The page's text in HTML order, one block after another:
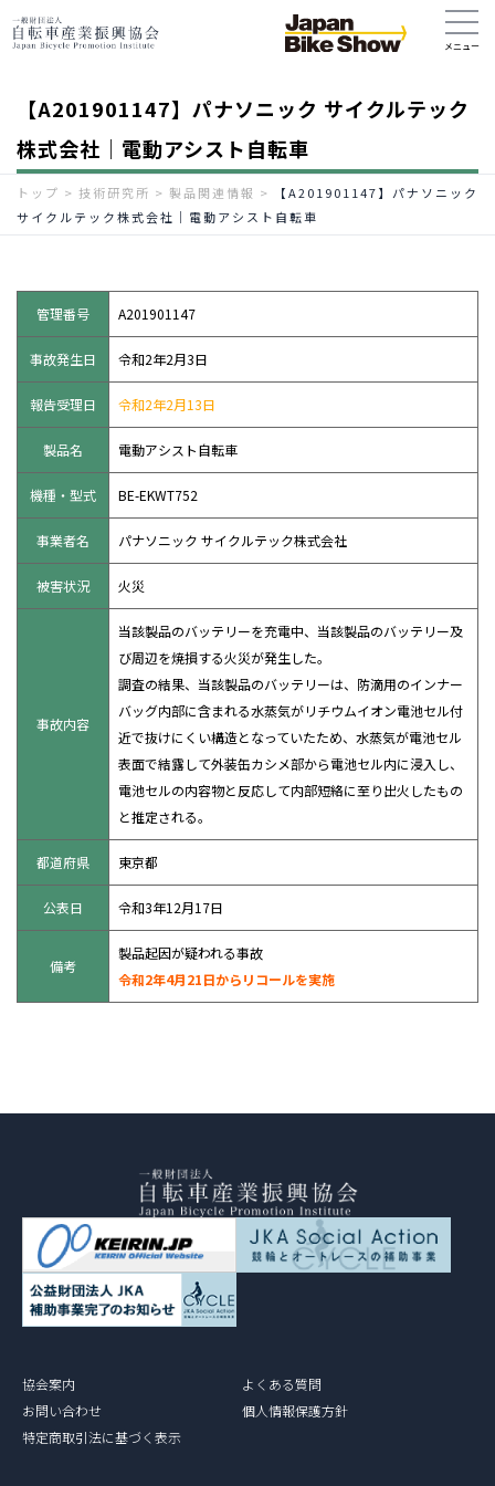
【A201901147】パナソニック サイクルテック
株式会社｜電動アシスト自転車
トップ > 技術研究所 > 製品関連情報 >
【A201901147】パナソニック
サイクルテック株式会社｜電動アシスト自転車
管理番号 A201901147
事故発生日 令和2年2月3日
報告受理日 令和2年2月13日
製品名 電動アシスト自転車
機種・型式 BE-EKWT752
事業者名 パナソニック サイクルテック株式会社
被害状況 火災
事故内容
当該製品のバッテリーを充電中、当該製品のバッテリー及
び周辺を焼損する火災が発生した。
調査の結果、当該製品のバッテリーは、防滴用のインナー
バッグ内部に含まれる水蒸気がリチウムイオン電池セル付
近で抜けにくい構造となっていたため、水蒸気が電池セル
表面で結露して外装缶カシメ部から電池セル内に浸入し、
電池セルの内容物と反応して内部短絡に至り出火したもの
と推定される。
都道府県 東京都
公表日 令和3年12月17日
備考
製品起因が疑われる事故
令和2年4月21日からリコールを実施
協会案内
よくある質問
お問い合わせ
個人情報保護方針
特定商取引法に基づく表示